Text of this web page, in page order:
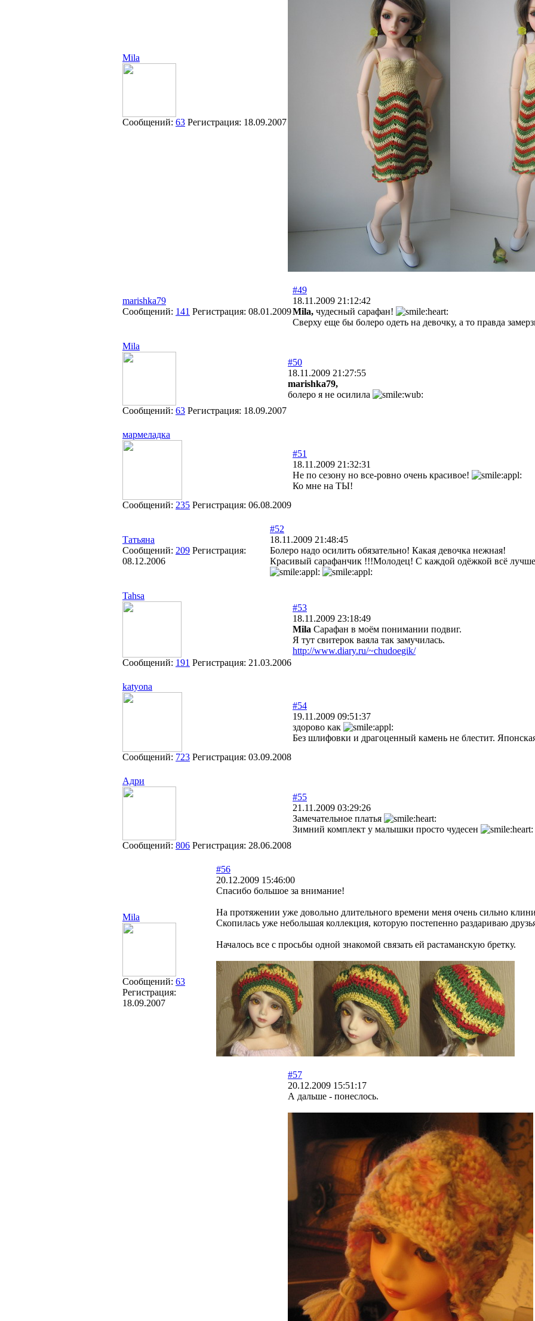
Mila
Сообщений: 63 Регистрация: 18.09.2007
marishka79
Сообщений: 141 Регистрация: 08.01.2009
#49
18.11.2009 21:12:42
Mila, чудесный сарафан!
Сверху еще бы болеро одеть на девочку, а то правда
Mila
Сообщений: 63 Регистрация: 18.09.2007
#50
18.11.2009 21:27:55
marishka79,
болеро я не осилила
мармеладка
Сообщений: 235 Регистрация: 06.08.2009
#51
18.11.2009 21:32:31
Не по сезону но все-ровно очень красивое!
Ко мне на ТЫ!
Татьяна
Сообщений: 209 Регистрация:
08.12.2006
#52
18.11.2009 21:48:45
Болеро надо осилить обязательно! Какая девочка нежная!
Красивый сарафанчик !!!Молодец! С каждой одёжкой всё
Tahsa
Сообщений: 191 Регистрация: 21.03.2006
#53
18.11.2009 23:18:49
Mila Сарафан в моём понимании подвиг.
Я тут свитерок ваяла так замучилась.
http://www.diary.ru/~chudoegik/
katyona
Сообщений: 723 Регистрация: 03.09.2008
#54
19.11.2009 09:51:37
здорово как
Без шлифовки и драгоценный камень не блестит.
Адри
Сообщений: 806 Регистрация: 28.06.2008
#55
21.11.2009 03:29:26
Замечательное платья
Зимний комплект у малышки просто чудесен
Mila
Сообщений: 63
Регистрация:
18.09.2007
#56
20.12.2009 15:46:00
Спасибо большое за внимание!
На протяжении уже довольно длительного времени меня очень сильно
Скопилась уже небольшая коллекция, которую постепенно раздариваю
Началось все с просьбы одной знакомой связать ей растаманскую бретку.
#57
20.12.2009 15:51:17
А дальше - понеслось.